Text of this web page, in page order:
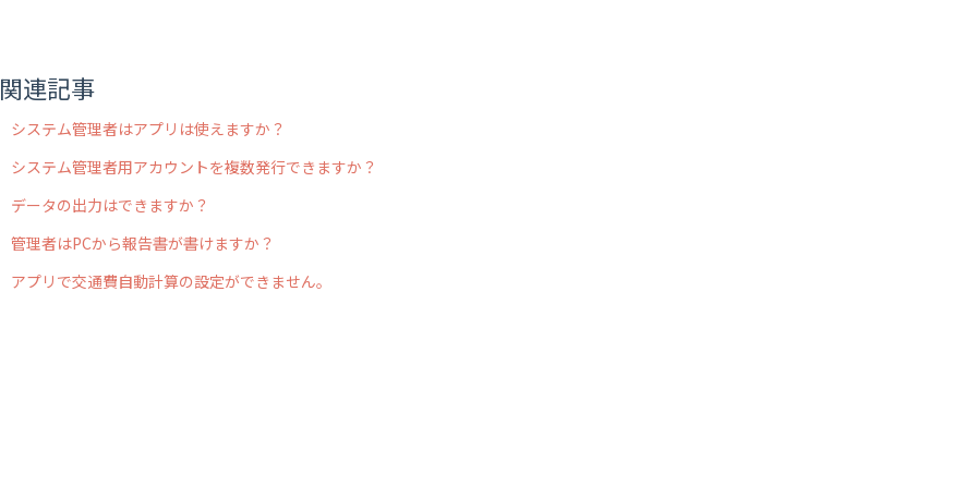
関連記事
システム管理者はアプリは使えますか？
システム管理者用アカウントを複数発行できますか？
データの出力はできますか？
管理者はPCから報告書が書けますか？
アプリで交通費自動計算の設定ができません。